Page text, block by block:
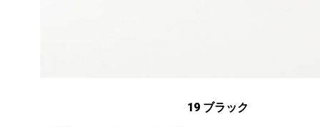
19 ブラック